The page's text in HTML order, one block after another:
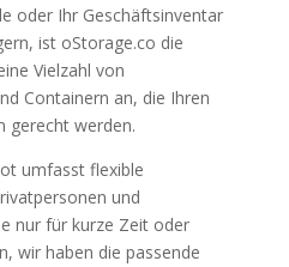
oder Ihr Geschäftsinventar
ist oStorage.co die
Vielzahl von
Containern an, die Ihren
gerecht werden.
umfasst flexible
und
nur für kurze Zeit oder
wir haben die passende